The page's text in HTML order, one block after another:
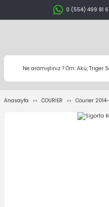
0 (554) 499 81
Anasayfa COURİER Courier